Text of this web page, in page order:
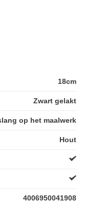
18cm
Zwart gelakt
op het maalwerk
Hout
4006950041908